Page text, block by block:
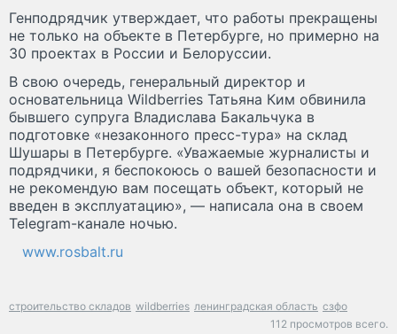
Генподрядчик утверждает, что работы прекращены
не только на объекте в Петербурге, но примерно на
30 проектах в России и Белоруссии.
В свою очередь, генеральный директор и
основательница Wildberries Татьяна Ким обвинила
бывшего супруга Владислава Бакальчука в
подготовке «незаконного пресс-тура» на склад
Шушары в Петербурге. «Уважаемые журналисты и
подрядчики, я беспокоюсь о вашей безопасности и
не рекомендую вам посещать объект, который не
введен в эксплуатацию», — написала она в своем
Telegram-канале ночью.
www.rosbalt.ru
строительство складов wildberries ленинградская область сзфо
112 просмотров всего.